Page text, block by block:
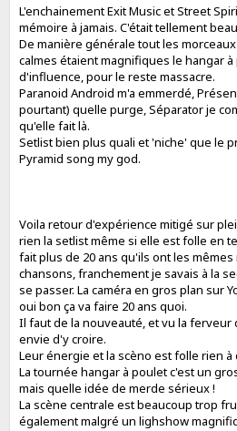
L'enchainement Exit Music et Street
mémoire à jamais. C'était tellement
De manière générale tout les
calmes étaient magnifiques le hangar
d'influence, pour le reste massacre.
Paranoid Android m'a emmerdé,
pourtant) quelle purge, Séparator je
qu'elle fait là.
Setlist bien plus quali et 'niche' que le
Pyramid song my god.
Voila retour d'expérience mitigé sur
rien la setlist même si elle est folle en
fait plus de 20 ans qu'ils ont les
chansons, franchement je savais à la
se passer. La caméra en gros plan sur
oui bon ça va faire 20 ans quoi.
Il faut de la nouveauté, et vu la ferveur
envie d'y croire.
Leur énergie et la scèno est folle rien à
La tournée hangar à poulet c'est un
mais quelle idée de merde sérieux !
La scène centrale est beaucoup trop
également malgré un lighshow